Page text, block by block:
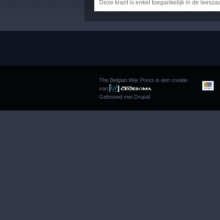
Deze krant is enkel toegankelijk in de
The Belgian War Press is een creatie
van
Gebouwd met Drupal